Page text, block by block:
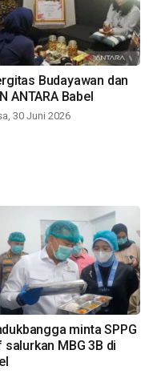
Budayawan dan
ANTARA Babel
30 Juni 2026
minta SPPG
salurkan MBG 3B di